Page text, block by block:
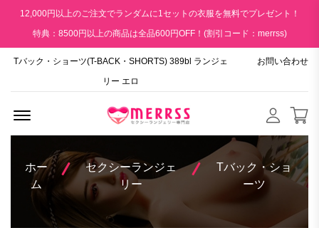
12,000円以上のご注文でランダムに1セットの衣服を無料でプレゼント！
特典：8500円以上の商品は全品600円OFF！(割引コード：merrss)
Tバック・ショーツ(T-BACK・SHORTS) 389bl ランジェ
リー エロ
お問い合わせ
ホー
ム
セクシーランジェ
リー
Tバック・ショ
ーツ